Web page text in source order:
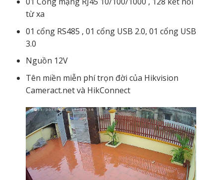
từ xa
01 cổng RS485 , 01 cổng USB 2.0, 01 cổng USB
3.0
Nguồn 12V
Tên miền miễn phí trọn đời của Hikvision
Cameract.net và HikConnect